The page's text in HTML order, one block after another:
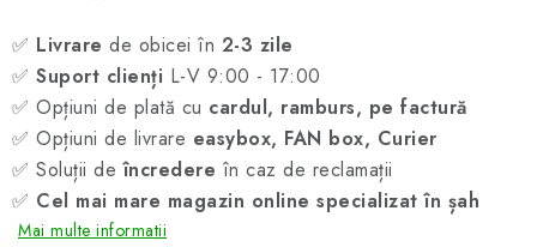
✅ Livrare de obicei în 2-3 zile
✅ Suport clienți L-V 9:00 - 17:00
✅ Opțiuni de plată cu cardul, ramburs, pe factură
✅ Opțiuni de livrare easybox, FAN box, Curier
✅ Soluții deîncredere în caz de reclamații
✅ Cel mai mare magazin online specializat în șah
Mai multe informatii